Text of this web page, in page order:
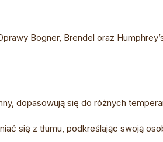
Bogner, Brendel oraz
dopasowują się do różnych
się z tłumu, podkreślając swoją